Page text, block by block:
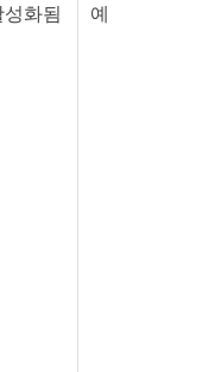
성화됨 예